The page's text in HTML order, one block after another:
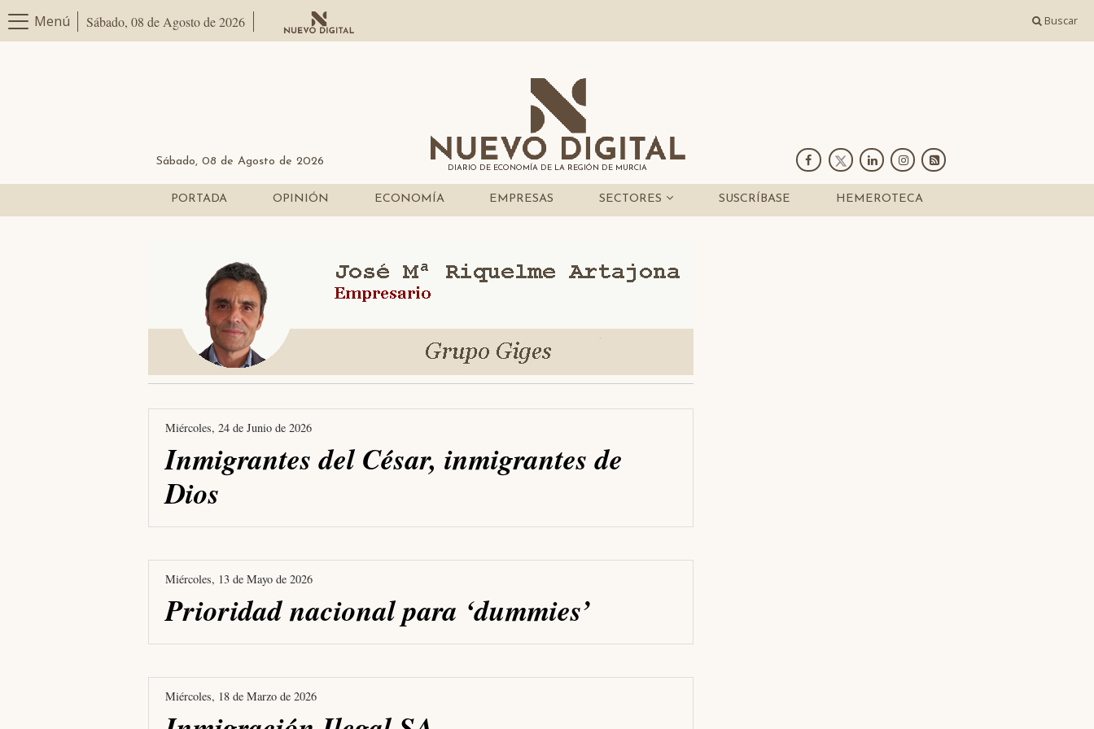
Menú Sábado, 08 de Agosto de 2026 Buscar
Sábado, 08 de Agosto de 2026
DIARIO DE ECONOMÍA DE LA REGIÓN DE MURCIA
PORTADA OPINIÓN ECONOMÍA EMPRESAS SECTORES SUSCRÍBASE HEMEROTECA
Miércoles, 24 de Junio de 2026
Inmigrantes del César, inmigrantes de
Dios
Miércoles, 13 de Mayo de 2026
Prioridad nacional para ‘dummies’
Miércoles, 18 de Marzo de 2026